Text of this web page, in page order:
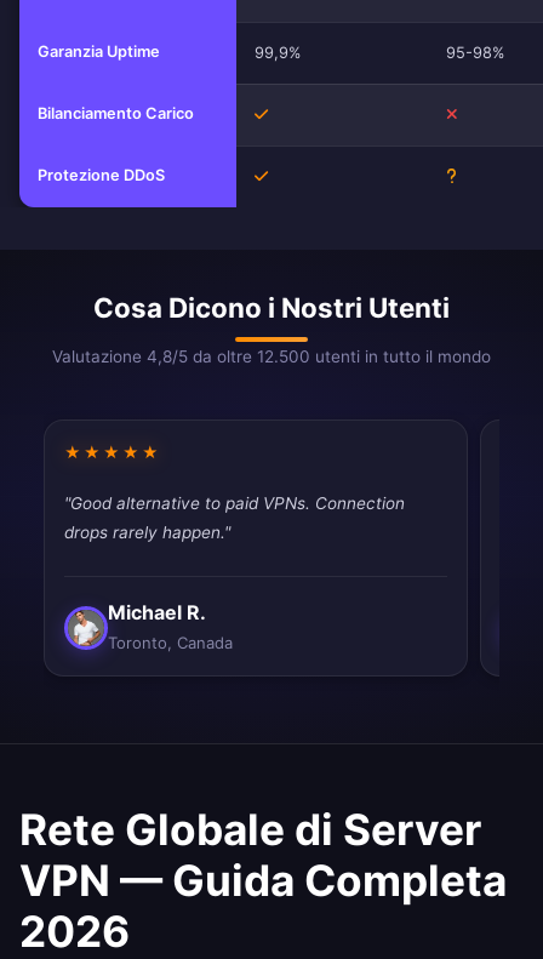
Garanzia Uptime 99,9% 95-98%
Bilanciamento Carico Sì
Protezione DDoS Sì
Cosa Dicono i Nostri Utenti
Valutazione 4,8/5 da oltre 12.500 utenti in tutto il mondo
★★★★★
"Good alternative to paid VPNs. Connection
drops rarely happen."
Michael R.
Toronto, Canada
Rete Globale di Server
VPN — Guida Completa
2026